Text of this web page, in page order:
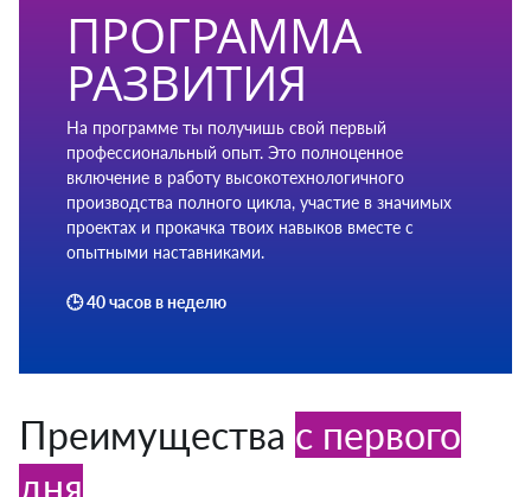
ПРОГРАММА
РАЗВИТИЯ
На программе ты получишь свой первый
профессиональный опыт. Это полноценное
включение в работу высокотехнологичного
производства полного цикла, участие в значимых
проектах и прокачка твоих навыков вместе с
опытными наставниками.
🕒 40 часов в неделю
Преимущества с первого
дня